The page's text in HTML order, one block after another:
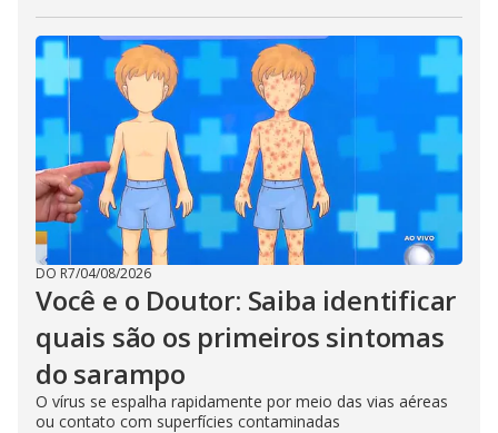
DO R7/04/08/2026
Você e o Doutor: Saiba identificar
quais são os primeiros sintomas
do sarampo
O vírus se espalha rapidamente por meio das vias aéreas
ou contato com superfícies contaminadas